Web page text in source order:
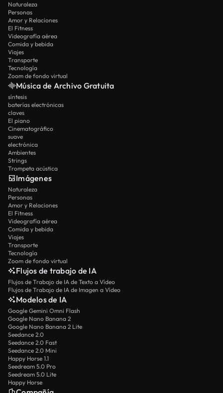
Naturaleza
Personas
Amor y Relaciones
El Fitness
Videografía aérea
Comida y bebida
Viajes
Transporte
Tecnología
Zoom de fondo virtual
Música de Archivo Gratuita
síntesis
baterías electrónicas
claves
El piano
Cinematográfico
suave
electrónica
Ambientes
Strings
Trompeta acústica
Imágenes
Naturaleza
Personas
Amor y Relaciones
El Fitness
Videografía aérea
Comida y bebida
Viajes
Transporte
Tecnología
Zoom de fondo virtual
Flujos de trabajo de IA
Flujos de Trabajo de IA de Texto a Vídeo
Flujos de Trabajo de IA de Imagen a Vídeo
Modelos de IA
Google Gemini Omni Flash
Google Nano Banana 2
Google Nano Banana 2 Lite
Seedance 2.0
Seedance 2.0 Fast
Seedance 2.0 Mini
Happy Horse 1.1
Seedream 5.0 Pro
Seedream 5.0 Lite
Happy Horse